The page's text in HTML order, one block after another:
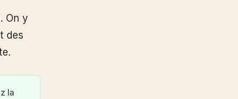
On y
des
la